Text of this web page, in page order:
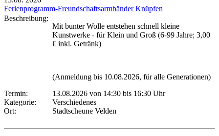
Ferienprogramm-Freundschaftsarmbänder Knüpfen
Beschreibung:
Mit bunter Wolle entstehen schnell kleine
Kunstwerke - für Klein und Groß (6-99 Jahre; 3,00
€ inkl. Getränk)
(Anmeldung bis 10.08.2026, für alle Generationen)
Termin:
13.08.2026 von 14:30 bis 16:30 Uhr
Kategorie:
Verschiedenes
Ort:
Stadtscheune Velden